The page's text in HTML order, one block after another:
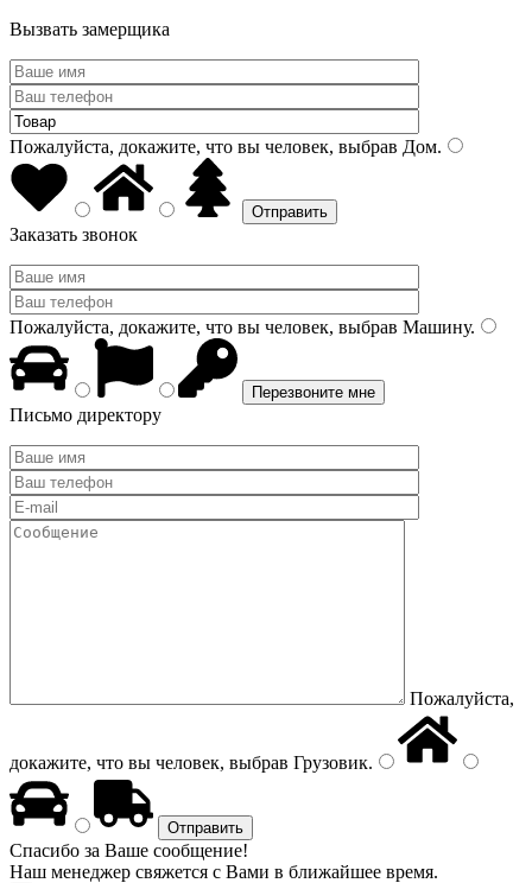
Вызвать замерщика
Пожалуйста, докажите, что вы человек, выбрав Дом.
Заказать звонок
Пожалуйста, докажите, что вы человек, выбрав Машину.
Письмо директору
Пожалуйста,
докажите, что вы человек, выбрав Грузовик.
Спасибо за Ваше сообщение!
Наш менеджер свяжется с Вами в ближайшее время.